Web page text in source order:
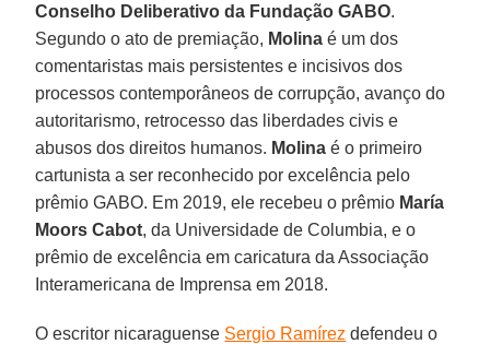
Conselho Deliberativo da Fundação GABO.
Segundo o ato de premiação, Molina é um dos
comentaristas mais persistentes e incisivos dos
processos contemporâneos de corrupção, avanço do
autoritarismo, retrocesso das liberdades civis e
abusos dos direitos humanos. Molina é o primeiro
cartunista a ser reconhecido por excelência pelo
prêmio GABO. Em 2019, ele recebeu o prêmio María
Moors Cabot, da Universidade de Columbia, e o
prêmio de excelência em caricatura da Associação
Interamericana de Imprensa em 2018.
O escritor nicaraguense Sergio Ramírez defendeu o